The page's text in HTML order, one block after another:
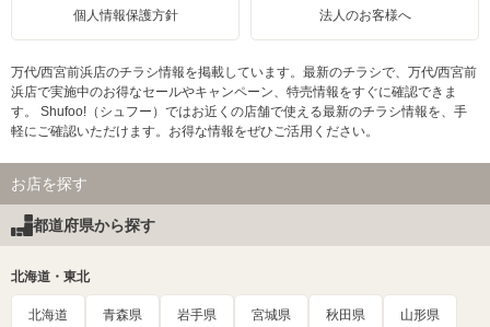
個人情報保護方針 法人のお客様へ
万代/西宮前浜店のチラシ情報を掲載しています。最新のチラシで、万代/西宮前
浜店で実施中のお得なセールやキャンペーン、特売情報をすぐに確認できま
す。 Shufoo!（シュフー）ではお近くの店舗で使える最新のチラシ情報を、手
軽にご確認いただけます。お得な情報をぜひご活用ください。
お店を探す
都道府県から探す
北海道・東北
北海道 青森県 岩手県 宮城県 秋田県 山形県